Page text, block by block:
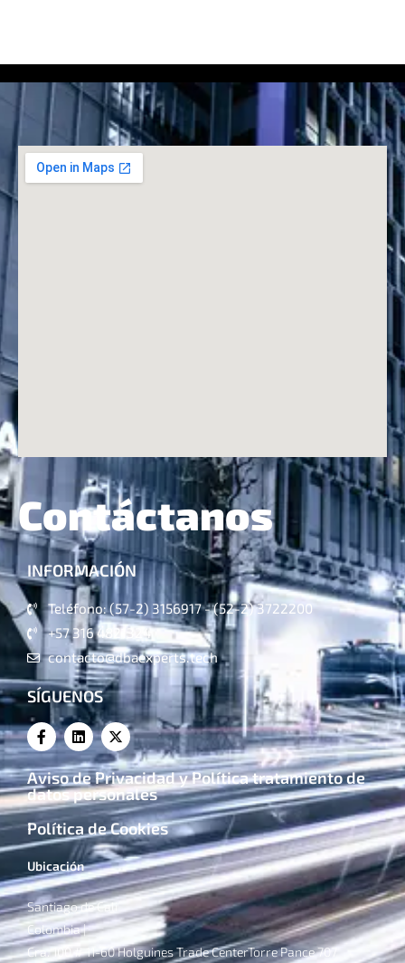
Contáctanos
INFORMACIÓN
Teléfono: (57-2) 3156917 - (52-2) 3722200
+57 316 4821324
contacto@dbaexperts.tech
SÍGUENOS
Aviso de Privacidad y Política tratamiento de
datos personales
Política de Cookies
Ubicación
Santiago de Cali
Colombia |
Cra. 100 # 11-60 Holguines Trade CenterTorre Pance 707